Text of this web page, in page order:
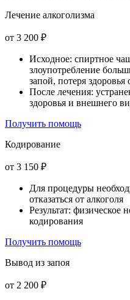
Лечение алкоголизма
от 3 200 ₽
Исходное: спиртное
злоупотребление
запой, потеря здоровья
После лечения:
здоровья и внешнего
Получить помощь
Кодирование
от 3 150 ₽
Для процедуры
отказаться от алкоголя
Результат: физическое
кодирования
Получить помощь
Вывод из запоя
от 2 200 ₽